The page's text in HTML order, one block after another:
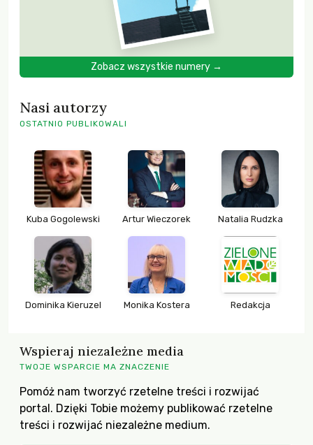
Zobacz wszystkie numery →
Nasi autorzy
OSTATNIO PUBLIKOWALI
Kuba Gogolewski Artur Wieczorek Natalia Rudzka
Dominika Kieruzel Monika Kostera Redakcja
Wspieraj niezależne media
TWOJE WSPARCIE MA ZNACZENIE
Pomóż nam tworzyć rzetelne treści i rozwijać
portal. Dzięki Tobie możemy publikować rzetelne
treści i rozwijać niezależne medium.